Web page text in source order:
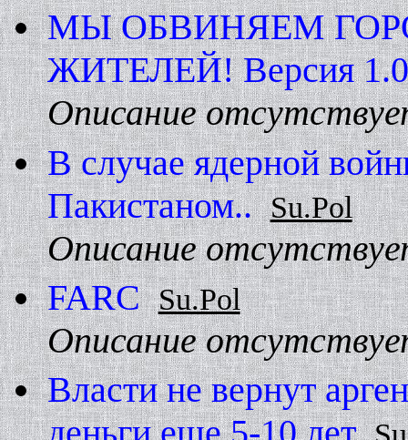
МЫ ОБВИHЯЕМ
ЖИТЕЛЕЙ! Версия
Описание
В случае ядерной
Пакистаном.. Su.Pol
Описание
FARC Su.Pol
Описание
Власти не вернут